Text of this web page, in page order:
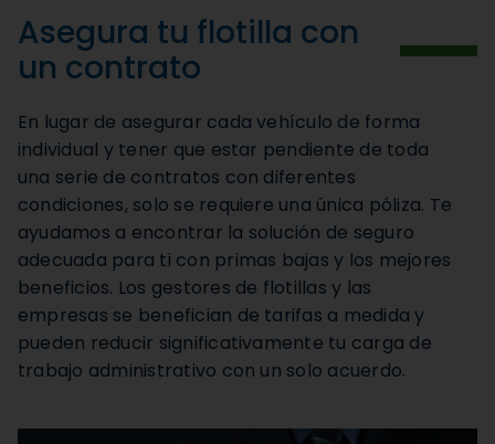
Asegura tu flotilla con
un contrato
En lugar de asegurar cada vehículo de forma
individual y tener que estar pendiente de toda
una serie de contratos con diferentes
condiciones, solo se requiere una única póliza. Te
ayudamos a encontrar la solución de seguro
adecuada para ti con primas bajas y los mejores
beneficios. Los gestores de flotillas y las
empresas se benefician de tarifas a medida y
pueden reducir significativamente tu carga de
trabajo administrativo con un solo acuerdo.